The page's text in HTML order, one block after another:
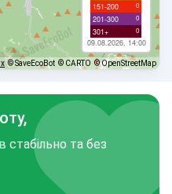
151-200 0
201-300 0
301+ 0
09.08.2026, 14:00
© SaveEcoBot © CARTO © OpenStreetMap
та без